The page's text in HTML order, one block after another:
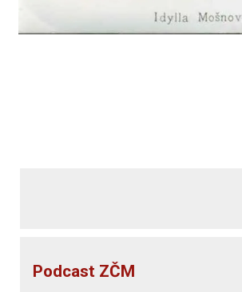
Podcast ZČM